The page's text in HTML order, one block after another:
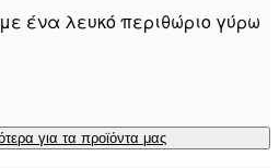
ένα λευκό περιθώριο γύρω
για τα προϊόντα μας